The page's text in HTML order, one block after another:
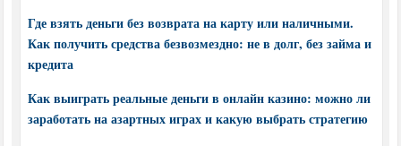
Где взять деньги без возврата на карту или наличными.
Как получить средства безвозмездно: не в долг, без займа и
кредита
Как выиграть реальные деньги в онлайн казино: можно ли
заработать на азартных играх и какую выбрать стратегию